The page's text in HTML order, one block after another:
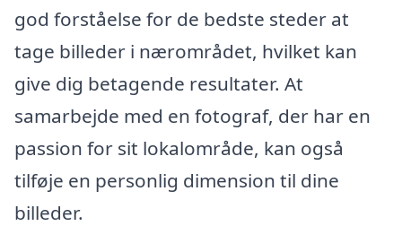
god forståelse for de bedste steder at
tage billeder i nærområdet, hvilket kan
give dig betagende resultater. At
samarbejde med en fotograf, der har en
passion for sit lokalområde, kan også
tilføje en personlig dimension til dine
billeder.